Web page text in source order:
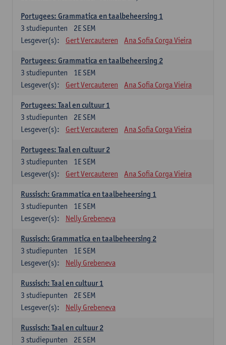
Portugees: Grammatica en taalbeheersing 1
2E SEM
3 studiepunten
Lesgever(s):
Gert Vercauteren Ana Sofia Corga Vieira
Portugees: Grammatica en taalbeheersing 2
1E SEM
3 studiepunten
Lesgever(s):
Gert Vercauteren Ana Sofia Corga Vieira
Portugees: Taal en cultuur 1
2E SEM
3 studiepunten
Lesgever(s):
Gert Vercauteren Ana Sofia Corga Vieira
Portugees: Taal en cultuur 2
1E SEM
3 studiepunten
Lesgever(s):
Gert Vercauteren Ana Sofia Corga Vieira
Russisch: Grammatica en taalbeheersing 1
1E SEM
3 studiepunten
Lesgever(s):
Nelly Grebeneva
Russisch: Grammatica en taalbeheersing 2
1E SEM
3 studiepunten
Lesgever(s):
Nelly Grebeneva
Russisch: Taal en cultuur 1
2E SEM
3 studiepunten
Lesgever(s):
Nelly Grebeneva
Russisch: Taal en cultuur 2
2E SEM
3 studiepunten